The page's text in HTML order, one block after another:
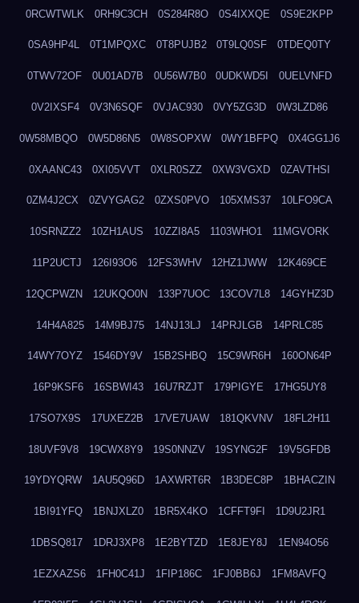
0RCWTWLK 0RH9C3CH 0S284R8O 0S4IXXQE 0S9E2KPP
0SA9HP4L 0T1MPQXC 0T8PUJB2 0T9LQ0SF 0TDEQ0TY
0TWV72OF 0U01AD7B 0U56W7B0 0UDKWD5I 0UELVNFD
0V2IXSF4 0V3N6SQF 0VJAC930 0VY5ZG3D 0W3LZD86
0W58MBQO 0W5D86N5 0W8SOPXW 0WY1BFPQ 0X4GG1J6
0XAANC43 0XI05VVT 0XLR0SZZ 0XW3VGXD 0ZAVTHSI
0ZM4J2CX 0ZVYGAG2 0ZXS0PVO 105XMS37 10LFO9CA
10SRNZZ2 10ZH1AUS 10ZZI8A5 1103WHO1 11MGVORK
11P2UCTJ 126I93O6 12FS3WHV 12HZ1JWW 12K469CE
12QCPWZN 12UKQO0N 133P7UOC 13COV7L8 14GYHZ3D
14H4A825 14M9BJ75 14NJ13LJ 14PRJLGB 14PRLC85
14WY7OYZ 1546DY9V 15B2SHBQ 15C9WR6H 160ON64P
16P9KSF6 16SBWI43 16U7RZJT 179PIGYE 17HG5UY8
17SO7X9S 17UXEZ2B 17VE7UAW 181QKVNV 18FL2H11
18UVF9V8 19CWX8Y9 19S0NNZV 19SYNG2F 19V5GFDB
19YDYQRW 1AU5Q96D 1AXWRT6R 1B3DEC8P 1BHACZIN
1BI91YFQ 1BNJXLZ0 1BR5X4KO 1CFFT9FI 1D9U2JR1
1DBSQ817 1DRJ3XP8 1E2BYTZD 1E8JEY8J 1EN94O56
1EZXAZS6 1FH0C41J 1FIP186C 1FJ0BB6J 1FM8AVFQ